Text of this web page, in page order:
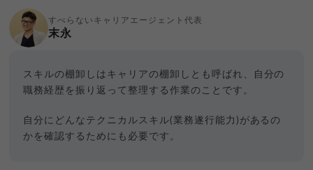
すべらないキャリアエージェント代表
末永
スキルの棚卸しはキャリアの棚卸しとも呼ばれ、自分の
職務経歴を振り返って整理する作業のことです。
自分にどんなテクニカルスキル(業務遂行能力)があるの
かを確認するためにも必要です。